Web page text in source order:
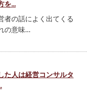
を...
者の話によく出てくる
の意味…
た人は経営コンサルタ